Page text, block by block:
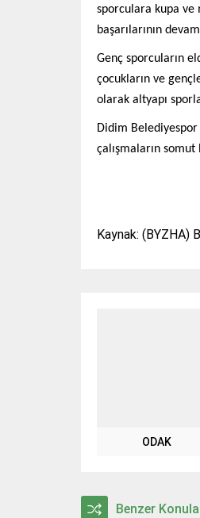
sporculara kupa ve
başarılarının
Genç sporcuların
çocukların ve
olarak altyapı
Didim Belediyespor
çalışmaların
Kaynak: (BYZHA)
ODAK
Benzer